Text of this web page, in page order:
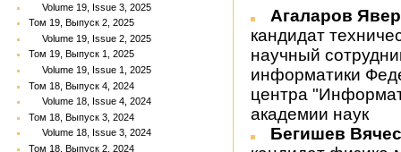
Volume 19, Issue 3, 2025
Том 19, Выпуск 2, 2025
Volume 19, Issue 2, 2025
Том 19, Выпуск 1, 2025
Volume 19, Issue 1, 2025
Том 18, Выпуск 4, 2024
Volume 18, Issue 4, 2024
Том 18, Выпуск 3, 2024
Volume 18, Issue 3, 2024
Том 18, Выпуск 2, 2024
Агаларов
кандидат
научный
информатики
центра
академии наук
Бегишев